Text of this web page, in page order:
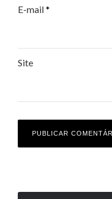
E-mail*
Site